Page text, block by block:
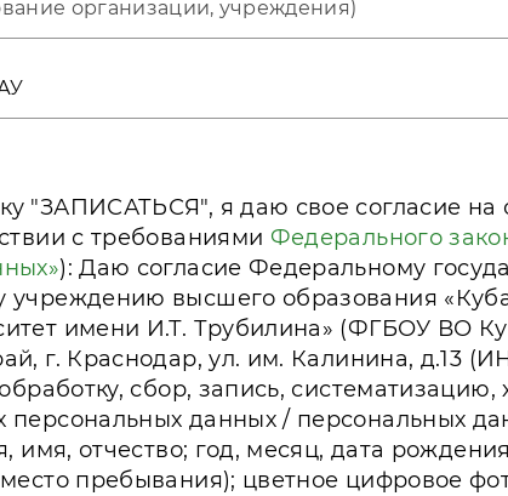
"ЗАПИСАТЬСЯ", я даю свое согласие на
с требованиями Федерального
): Даю согласие Федеральному
учреждению высшего образования
имени И.Т. Трубилина» (ФГБОУ ВО
г. Краснодар, ул. им. Калинина, д.13
сбор, запись,
персональных данных / персональных
имя, отчество; год, месяц, дата
пребывания); цветное цифровое